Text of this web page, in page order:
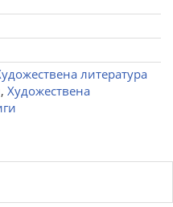
литература
, Художествена